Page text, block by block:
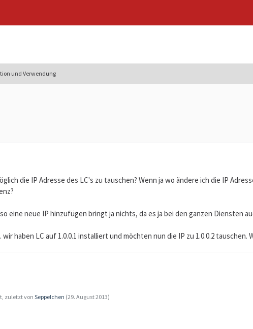
und Verwendung
die IP Adresse des LC's zu tauschen? Wenn ja wo ändere ich die IP
eine neue IP hinzufügen bringt ja nichts, da es ja bei den ganzen Diensten
wir haben LC auf 1.0.0.1 installiert und möchten nun die IP zu 1.0.0.2 tauschen.
zuletzt vonSeppelchen (29. August 2013)